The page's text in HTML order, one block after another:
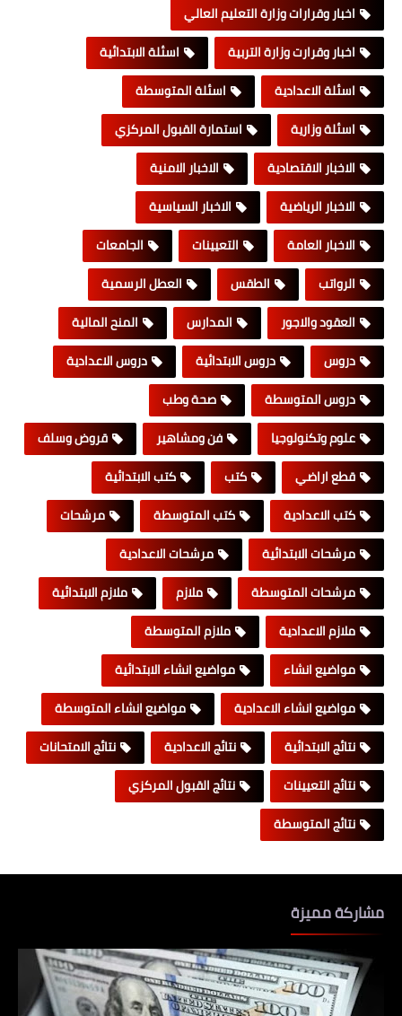
اخبار وقرارات وزارة التعليم العالي
اخبار وقرارت وزارة التربية
اسئلة الابتدائية
اسئلة الاعدادية
اسئلة المتوسطة
اسئلة وزارية
استمارة القبول المركزي
الاخبار الاقتصادية
الاخبار الامنية
الاخبار الرياضية
الاخبار السياسية
الاخبار العامة
التعيينات
الجامعات
الرواتب
الطقس
العطل الرسمية
العقود والاجور
المدارس
المنح المالية
دروس
دروس الابتدائية
دروس الاعدادية
دروس المتوسطة
صحة وطب
علوم وتكنولوجيا
فن ومشاهير
قروض وسلف
قطع اراضي
كتب
كتب الابتدائية
كتب الاعدادية
كتب المتوسطة
مرشحات
مرشحات الابتدائية
مرشحات الاعدادية
مرشحات المتوسطة
ملازم
ملازم الابتدائية
ملازم الاعدادية
ملازم المتوسطة
مواضيع انشاء
مواضيع انشاء الابتدائية
مواضيع انشاء الاعدادية
مواضيع انشاء المتوسطة
نتائج الابتدائية
نتائج الاعدادية
نتائج الامتحانات
نتائج التعيينات
نتائج القبول المركزي
نتائج المتوسطة
مشاركة مميزة